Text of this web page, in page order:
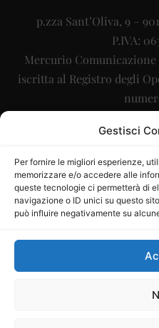
Gestisci
Per fornire le migliori esperienze,
memorizzare e/o accedere alle
queste tecnologie ci permetterà di
navigazione o ID unici su questo
può influire negativamente su
p.zza Sant’Oliva, 9 –
P.IVA:
Mercurio Comunicazione
iscritta al Registro degli
Sito gestito daLa